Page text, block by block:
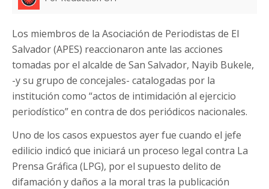
Los miembros de la Asociación de Periodistas de El
Salvador (APES) reaccionaron ante las acciones
tomadas por el alcalde de San Salvador, Nayib Bukele,
-y su grupo de concejales- catalogadas por la
institución como “actos de intimidación al ejercicio
periodístico” en contra de dos periódicos nacionales.
Uno de los casos expuestos ayer fue cuando el jefe
edilicio indicó que iniciará un proceso legal contra La
Prensa Gráfica (LPG), por el supuesto delito de
difamación y daños a la moral tras la publicación